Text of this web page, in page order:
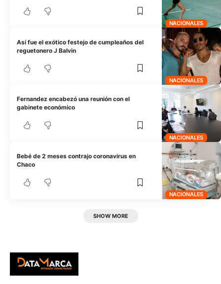
NACIONALES
NACIONALES
Así fue el exótico festejo de cumpleaños del
reguetonero J Balvin
NACIONALES
Fernandez encabezó una reunión con el
gabinete económico
NACIONALES
Bebé de 2 meses contrajo coronavirus en
Chaco
SHOW MORE